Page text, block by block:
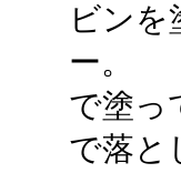
ビンを
ー。
で塗っ
で落と